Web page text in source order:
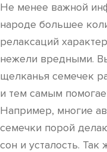
Не менее важной
народе большее
релаксаций
нежели вредными.
щелканья семечек
и тем самым
Например, многие
семечки порой
сон и усталость.